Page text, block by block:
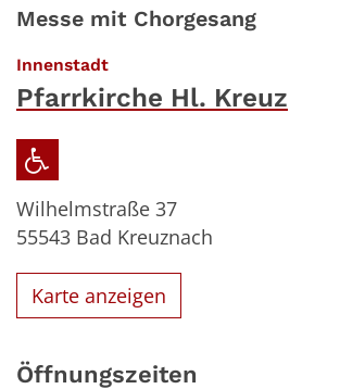
Messe mit Chorgesang
Innenstadt:
Pfarrkirche Hl. Kreuz
Wilhelmstraße 37
55543 Bad Kreuznach
Karte anzeigen
Öffnungszeiten